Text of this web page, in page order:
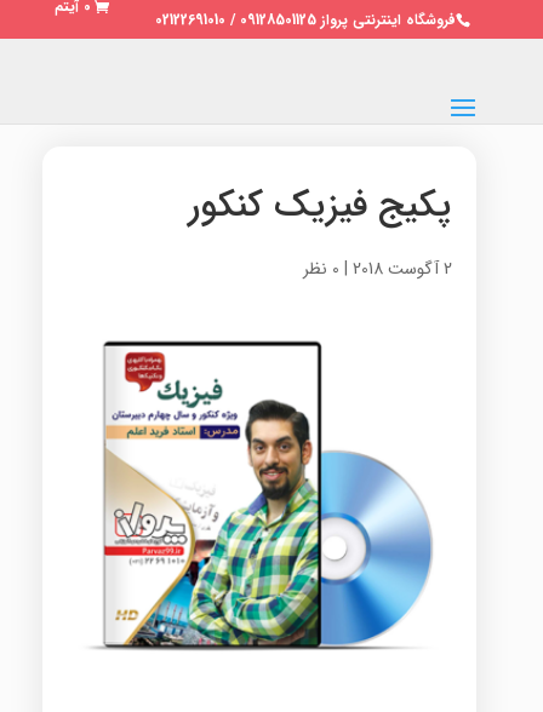
فروشگاه اینترنتی پرواز 09128501125 / 02122691010
0 آیتم
پکیج فیزیک کنکور
2 آگوست 2018 | 0 نظر